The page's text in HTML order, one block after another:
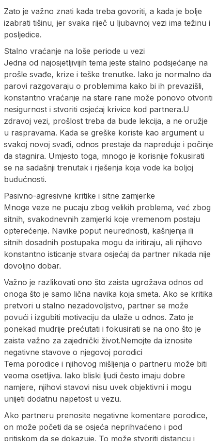
Zato je važno znati kada treba govoriti, a kada je bolje
izabrati tišinu, jer svaka riječ u ljubavnoj vezi ima težinu i
posljedice.
Stalno vraćanje na loše periode u vezi
Jedna od najosjetljivijih tema jeste stalno podsjećanje na
prošle svađe, krize i teške trenutke. Iako je normalno da
parovi razgovaraju o problemima kako bi ih prevazišli,
konstantno vraćanje na stare rane može ponovo otvoriti
nesigurnost i stvoriti osjećaj krivice kod partnera.U
zdravoj vezi, prošlost treba da bude lekcija, a ne oružje
u raspravama. Kada se greške koriste kao argument u
svakoj novoj svađi, odnos prestaje da napreduje i počinje
da stagnira. Umjesto toga, mnogo je korisnije fokusirati
se na sadašnji trenutak i rješenja koja vode ka boljoj
budućnosti.
Pasivno-agresivne kritike i sitne zamjerke
Mnoge veze ne pucaju zbog velikih problema, već zbog
sitnih, svakodnevnih zamjerki koje vremenom postaju
opterećenje. Navike poput neurednosti, kašnjenja ili
sitnih dosadnih postupaka mogu da iritiraju, ali njihovo
konstantno isticanje stvara osjećaj da partner nikada nije
dovoljno dobar.
Važno je razlikovati ono što zaista ugrožava odnos od
onoga što je samo lična navika koja smeta. Ako se kritika
pretvori u stalno nezadovoljstvo, partner se može
povući i izgubiti motivaciju da ulaže u odnos. Zato je
ponekad mudrije prećutati i fokusirati se na ono što je
zaista važno za zajednički život.Nemojte da iznosite
negativne stavove o njegovoj porodici
Tema porodice i njihovog mišljenja o partneru može biti
veoma osetljiva. Iako bliski ljudi često imaju dobre
namjere, njihovi stavovi nisu uvek objektivni i mogu
unijeti dodatnu napetost u vezu.
Ako partneru prenosite negativne komentare porodice,
on može početi da se osjeća neprihvaćeno i pod
pritiskom da se dokazuje. To može stvoriti distancu i